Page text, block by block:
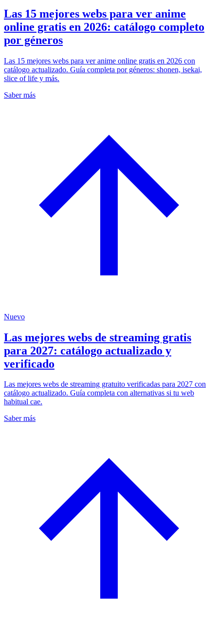
Las 15 mejores webs para ver anime
online gratis en 2026: catálogo completo
por géneros
Las 15 mejores webs para ver anime online gratis en 2026 con
catálogo actualizado. Guía completa por géneros: shonen, isekai,
slice of life y más.
Saber más
Nuevo
Las mejores webs de streaming gratis
para 2027: catálogo actualizado y
verificado
Las mejores webs de streaming gratuito verificadas para 2027 con
catálogo actualizado. Guía completa con alternativas si tu web
habitual cae.
Saber más